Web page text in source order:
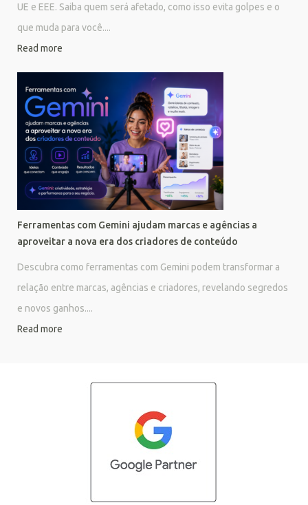
UE e EEE. Saiba quem será afetado, como isso evita golpes e o
que muda para você....
Read more
Ferramentas com Gemini ajudam marcas e agências a
aproveitar a nova era dos criadores de conteúdo
Descubra como ferramentas com Gemini podem transformar a
relação entre marcas, agências e criadores, revelando segredos
e novos ganhos....
Read more